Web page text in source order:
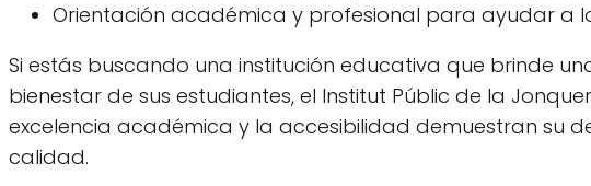
Orientación académica y profesional para ayudar a
Si estás buscando una institución educativa que brinde
bienestar de sus estudiantes, el Institut Públic de la
excelencia académica y la accesibilidad demuestran su
calidad.